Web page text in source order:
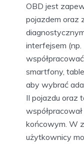
OBD jest
pojazdem oraz
interfejsem (np.
smartfony,
aby wybrać
II pojazdu oraz
końcowym. W
użytkownicy